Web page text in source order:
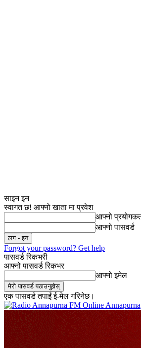
साइन इन
स्वागत छ! आफ्नो खाता मा प्रवेश
आफ्नो
आफ्नो पासवर्ड
Forgot your password? Get help
पासवर्ड रिकभरी
आफ्नो पासवर्ड रिकभर
आफ्नो इमेल
एक पासवर्ड तपाईं ई-मेल गरिनेछ।
Online Annapurna